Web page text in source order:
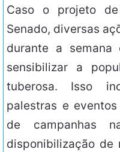
Caso o projeto
Senado, diversas
durante a
sensibilizar a
tuberosa. Isso
palestras e
de campanhas
disponibilização de